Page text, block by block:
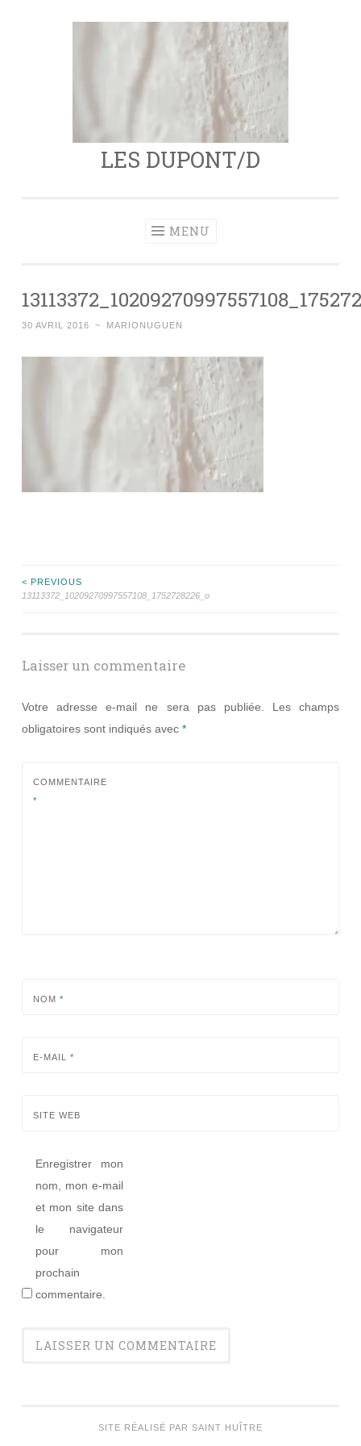
LES DUPONT/D
MENU
30 AVRIL 2016 ~ MARIONUGUEN
Navigation
articles
< PREVIOUS
13113372_10209270997557108_1752728226_o
Laisser un commentaire
Votre adresse e-mail ne sera pas publiée.
Les champs
obligatoires sont indiqués avec *
COMMENTAIRE
*
NOM *
E-MAIL *
SITE WEB
Enregistrer mon
nom, mon e-mail
et mon site dans
le navigateur
pour mon
prochain
commentaire.
SITE RÉALISÉ PAR SAINT HUÎTRE